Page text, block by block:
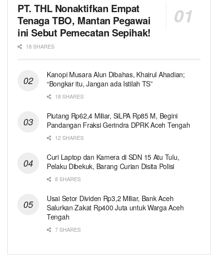
PT. THL Nonaktifkan Empat
Tenaga TBO, Mantan Pegawai
ini Sebut Pemecatan Sepihak!
18 SHARES
Kanopi Musara Alun Dibahas, Khairul Ahadian;
“Bongkar itu, Jangan ada Istilah TS”
18 SHARES
Piutang Rp62,4 Miliar, SiLPA Rp85 M, Begini
Pandangan Fraksi Gerindra DPRK Aceh Tengah
12 SHARES
Curi Laptop dan Kamera di SDN 15 Atu Tulu,
Pelaku Dibekuk, Barang Curian Disita Polisi
8 SHARES
Usai Setor Dividen Rp3,2 Miliar, Bank Aceh
Salurkan Zakat Rp400 Juta untuk Warga Aceh
Tengah
7 SHARES